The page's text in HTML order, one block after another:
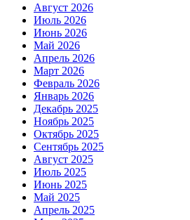
Август 2026
Июль 2026
Июнь 2026
Май 2026
Апрель 2026
Март 2026
Февраль 2026
Январь 2026
Декабрь 2025
Ноябрь 2025
Октябрь 2025
Сентябрь 2025
Август 2025
Июль 2025
Июнь 2025
Май 2025
Апрель 2025